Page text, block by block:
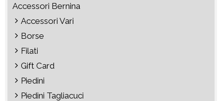
Accessori Bernina
Accessori Vari
Borse
Filati
Gift Card
Piedini
Piedini Tagliacuci